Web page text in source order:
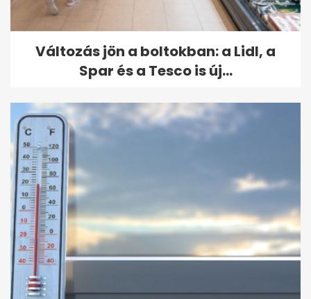
Változás jön a boltokban: a Lidl, a
Spar és a Tesco is új...